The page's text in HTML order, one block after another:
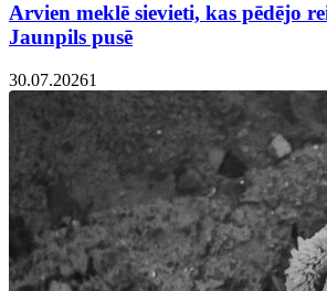
Arvien meklē sievieti, kas pēdējo
Jaunpils pusē
30.07.20261